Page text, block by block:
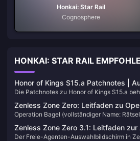
Honkai: Star Rail
Cognosphere
HONKAI: STAR RAIL
Honor of Kings S15.a Patchnotes |
Die Patchnotes zu Honor of Kings S15.a
Balance-Update zur Mitte von Saison 15,
live ist. Speichere diese Seite als
Tabellen, sobald der nächste Helden-Pass
Zenless Zone Zero: Leitfaden zu
2026
Operation Bagel (vollständiger Name:
Version 3.1. Du begibst dich in eine
während des Runs aus, sicherst
Zenless Zone Zero 3.1: Leitfaden
Agenten | August 2026
Der Freie-Agenten-Auswahlbildschirm in